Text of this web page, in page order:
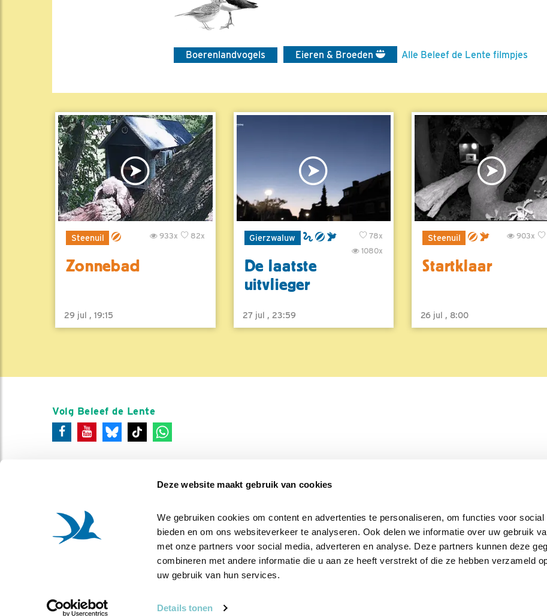
Deze website maakt gebruik van cookies
We gebruiken cookies om content en advertenties te personaliseren, om functies voor social
bieden en om ons websiteverkeer te analyseren. Ook delen we informatie over uw gebruik
met onze partners voor social media, adverteren en analyse. Deze partners kunnen deze
combineren met andere informatie die u aan ze heeft verstrekt of die ze hebben verzameld
uw gebruik van hun services.
Details tonen
Boerenlandvogels Eieren & Broeden Alle Beleef de Lente filmpjes
Steenuil 82x
933x
Zonnebad
29 jul , 19:15
Gierzwaluw
78x
1080x
De laatste
uitvlieger
27 jul , 23:59
Steenuil 903x
Startklaar
26 jul , 8:00
Volg Beleef de Lente